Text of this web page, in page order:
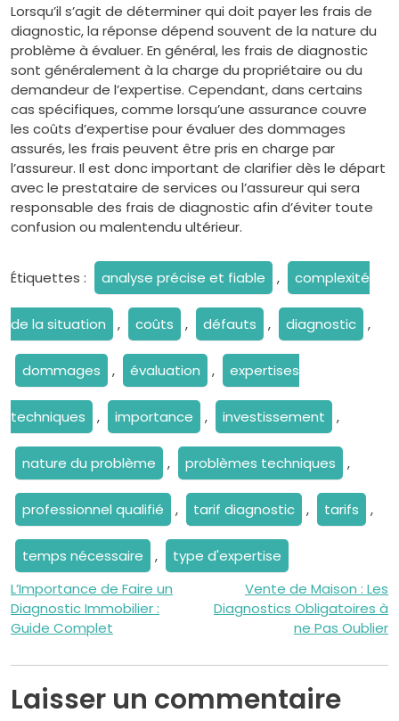
Lorsqu’il s’agit de déterminer qui doit payer les frais de
diagnostic, la réponse dépend souvent de la nature du
problème à évaluer. En général, les frais de diagnostic
sont généralement à la charge du propriétaire ou du
demandeur de l’expertise. Cependant, dans certains
cas spécifiques, comme lorsqu’une assurance couvre
les coûts d’expertise pour évaluer des dommages
assurés, les frais peuvent être pris en charge par
l’assureur. Il est donc important de clarifier dès le départ
avec le prestataire de services ou l’assureur qui sera
responsable des frais de diagnostic afin d’éviter toute
confusion ou malentendu ultérieur.
Étiquettes : analyse précise et fiable , complexité
de la situation , coûts , défauts , diagnostic ,
dommages , évaluation , expertises
techniques , importance , investissement ,
nature du problème , problèmes techniques ,
professionnel qualifié , tarif diagnostic , tarifs ,
temps nécessaire , type d'expertise
Navigation
de
l’article
L’Importance de Faire un
Diagnostic Immobilier :
Guide Complet
Vente de Maison : Les
Diagnostics Obligatoires à
ne Pas Oublier
Laisser un commentaire